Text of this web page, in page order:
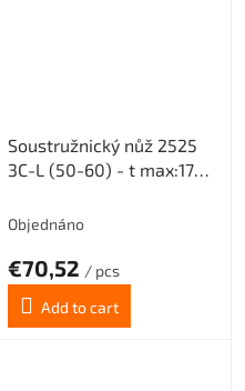
Soustružnický nůž 2525
3C-L (50-60) - t max:17
Objednáno
€70,52 / pcs
Add to cart